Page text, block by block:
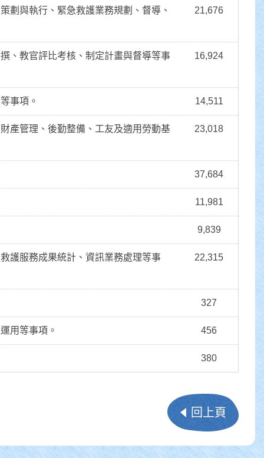
劃與執行、緊急救護業務規劃、督導、 21,676
、教官評比考核、制定計畫與督導等事 16,924
事項。 14,511
產管理、後勤整備、工友及適用勞動基 23,018
37,684
11,981
9,839
護服務成果統計、資訊業務處理等事 22,315
327
用等事項。 456
380
回上頁